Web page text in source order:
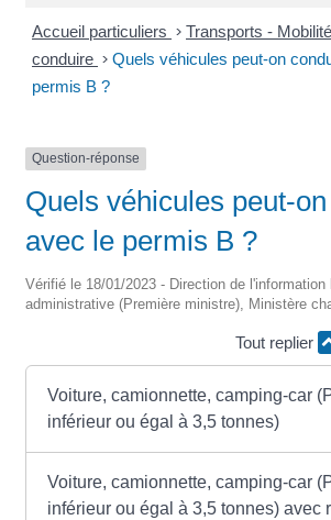
Accueil particuliers > Transports - Mobilité
conduire > Quels véhicules peut-on
permis B ?
Question-réponse
Quels véhicules peut-
avec le permis B ?
Vérifié le 18/01/2023 - Direction de l'information
administrative (Première ministre), Ministère
Tout replier
Voiture, camionnette, camping-car
inférieur ou égal à 3,5 tonnes)
Voiture, camionnette, camping-car
inférieur ou égal à 3,5 tonnes) avec